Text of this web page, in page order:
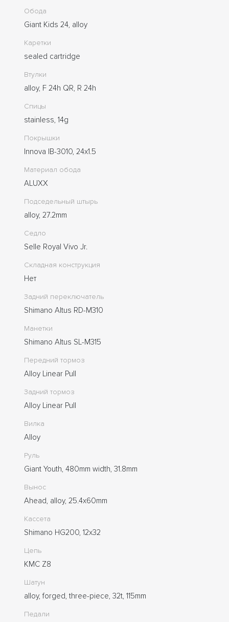
Обода
Giant Kids 24, alloy
Каретки
sealed cartridge
Втулки
alloy, F 24h QR, R 24h
Спицы
stainless, 14g
Покрышки
Innova IB-3010, 24x1.5
Материал обода
ALUXX
Подседельный штырь
alloy, 27.2mm
Седло
Selle Royal Vivo Jr.
Складная конструкция
Нет
Задний переключатель
Shimano Altus RD-M310
Манетки
Shimano Altus SL-M315
Передний тормоз
Alloy Linear Pull
Задний тормоз
Alloy Linear Pull
Вилка
Alloy
Руль
Giant Youth, 480mm width, 31.8mm
Вынос
Ahead, alloy, 25.4x60mm
Кассета
Shimano HG200, 12x32
Цепь
KMC Z8
Шатун
alloy, forged, three-piece, 32t, 115mm
Педали